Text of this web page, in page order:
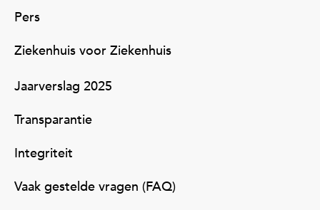
Pers
Ziekenhuis voor Ziekenhuis
Jaarverslag 2025
Transparantie
Integriteit
Vaak gestelde vragen (FAQ)